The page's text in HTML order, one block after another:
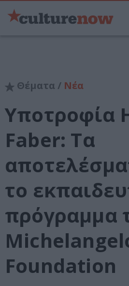
Θέματα / Νέα
Υποτροφία
Faber: Τα
το
πρόγραμμα
Foundation